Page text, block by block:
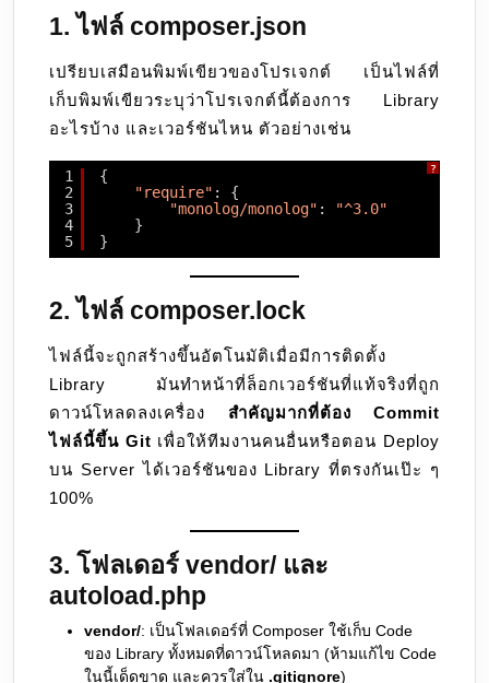
1. ไฟล์ composer.json
เปรียบเสมือนพิมพ์เขียวของโปรเจกต์ เป็นไฟล์ที่
เก็บพิมพ์เขียวระบุว่าโปรเจกต์นี้ต้องการ Library
อะไรบ้าง และเวอร์ชันไหน ตัวอย่างเช่น
?
1
2
3
4
5
{
"require" : {
"monolog/monolog" :
"^3.0"
}
}
2. ไฟล์ composer.lock
ไฟล์นี้จะถูกสร้างขึ้นอัตโนมัติเมื่อมีการติดตั้ง
Library มันทำหน้าที่ล็อกเวอร์ชันที่แท้จริงที่ถูก
ดาวน์โหลดลงเครื่อง สำคัญมากที่ต้อง Commit
ไฟล์นี้ขึ้น Git เพื่อให้ทีมงานคนอื่นหรือตอน Deploy
บน Server ได้เวอร์ชันของ Library ที่ตรงกันเป๊ะ ๆ
100%
3. โฟลเดอร์ vendor/ และ
autoload.php
vendor/: เป็นโฟลเดอร์ที่ Composer ใช้เก็บ Code
ของ Library ทั้งหมดที่ดาวน์โหลดมา (ห้ามแก้ไข Code
ในนี้เด็ดขาด และควรใส่ใน .gitignore)